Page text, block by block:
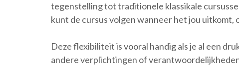
tegenstelling tot traditionele klassikale
kunt de cursus volgen wanneer het jou uitkomt,
Deze flexibiliteit is vooral handig als je al een
andere verplichtingen of